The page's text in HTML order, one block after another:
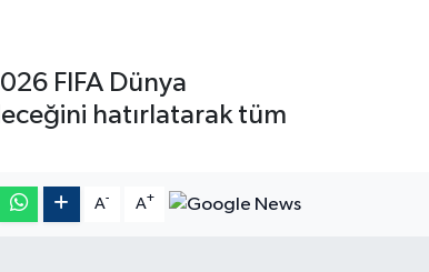
FIFA Dünya
hatırlatarak tüm
A- A+